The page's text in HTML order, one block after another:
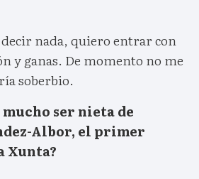
nada, quiero entrar con
y ganas. De momento no me
soberbio.
mucho ser nieta de
Albor, el primer
Xunta?